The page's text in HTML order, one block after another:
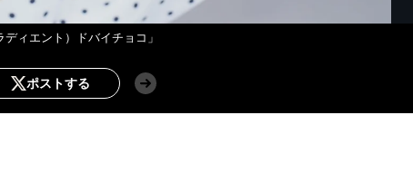
ディエント）ドバイチョコ」
ポストする